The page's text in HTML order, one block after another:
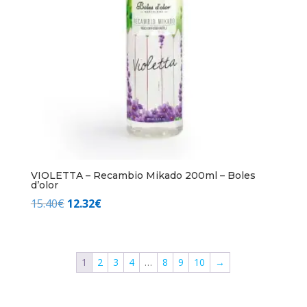
VIOLETTA – Recambio Mikado 200ml – Boles
d’olor
15.40€ El
era:
15.40€.
12.32€El
es:
12.32€.
1 2 3 4 … 8 9 10 →